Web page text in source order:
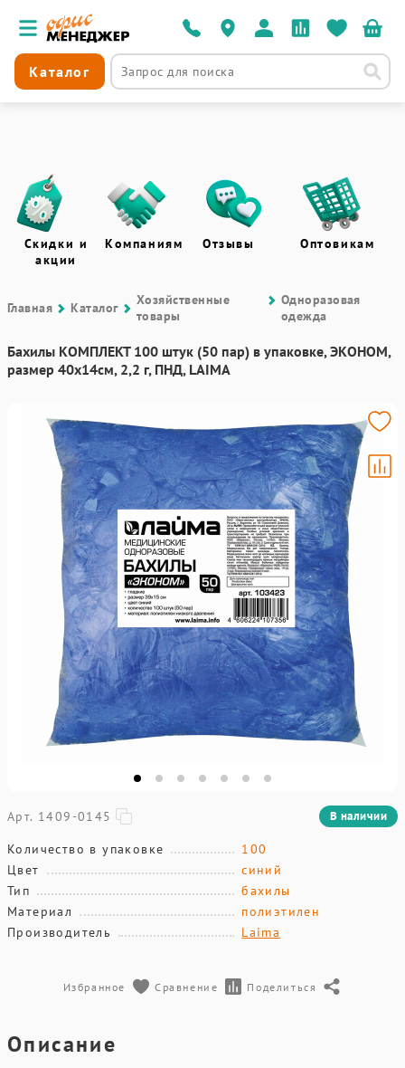
Каталог
Скидки и
акции
Компаниям Отзывы Оптовикам
Главная Каталог
Хозяйственные
товары
Одноразовая
одежда
Бахилы КОМПЛЕКТ 100 штук (50 пар) в упаковке, ЭКОНОМ,
размер 40х14см, 2,2 г, ПНД, LAIMA
Арт. 1409-0145 В наличии
Количество в упаковке
100
Цвет
синий
Тип
бахилы
Материал
полиэтилен
Производитель
Laima
Избранное Сравнение Поделиться
Описание